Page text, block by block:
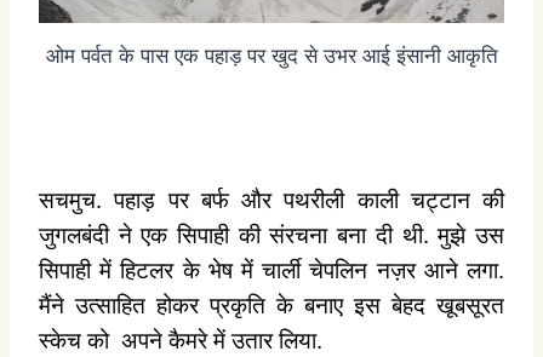
ओम पर्वत के पास एक पहाड़ पर खुद से उभर आई इंसानी आकृति
सचमुच. पहाड़ पर बर्फ और पथरीली काली चट्टान की
जुगलबंदी ने एक सिपाही की संरचना बना दी थी. मुझे उस
सिपाही में हिटलर के भेष में चार्ली चेपलिन नज़र आने लगा.
मैंने उत्साहित होकर प्रकृति के बनाए इस बेहद खूबसूरत
स्केच को अपने कैमरे में उतार लिया.